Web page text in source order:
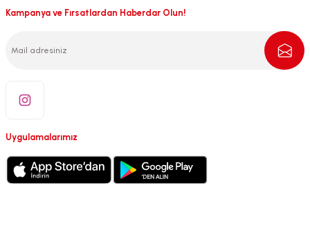
Kampanya ve Fırsatlardan Haberdar Olun!
Uygulamalarımız